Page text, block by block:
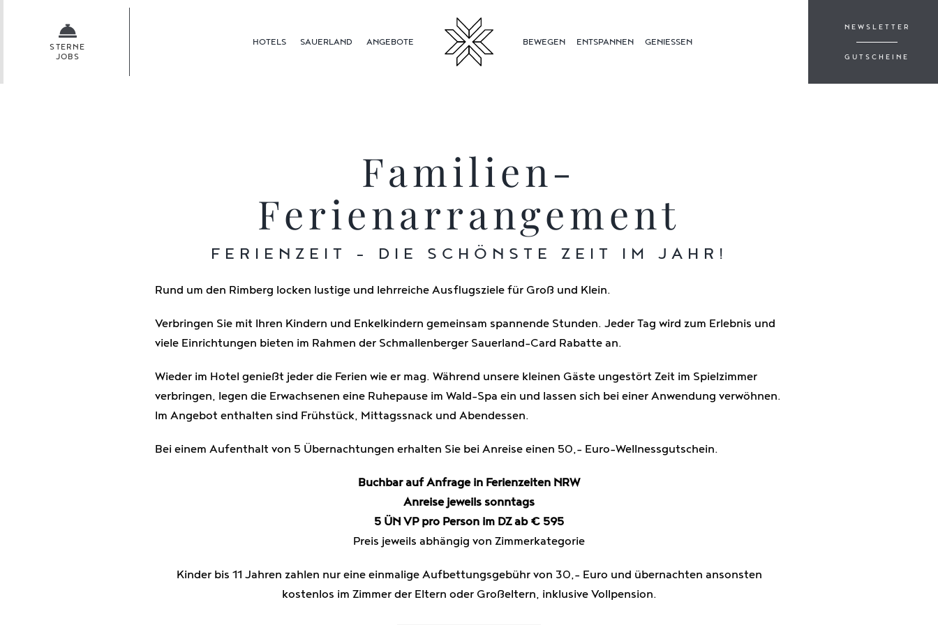
STERNE
JOBS
HOTELS SAUERLAND ANGEBOTE BEWEGEN ENTSPANNEN GENIESSEN
NEWSLETTER
GUTSCHEINE
Familien-
Ferienarrangement
FERIENZEIT - DIE SCHÖNSTE ZEIT IM JAHR!
Rund um den Rimberg locken lustige und lehrreiche Ausflugsziele für Groß und Klein.
Verbringen Sie mit Ihren Kindern und Enkelkindern gemeinsam spannende Stunden. Jeder Tag wird zum Erlebnis und
viele Einrichtungen bieten im Rahmen der Schmallenberger Sauerland-Card Rabatte an.
Wieder im Hotel genießt jeder die Ferien wie er mag. Während unsere kleinen Gäste ungestört Zeit im Spielzimmer
verbringen, legen die Erwachsenen eine Ruhepause im Wald-Spa ein und lassen sich bei einer Anwendung verwöhnen.
Im Angebot enthalten sind Frühstück, Mittagssnack und Abendessen.
Bei einem Aufenthalt von 5 Übernachtungen erhalten Sie bei Anreise einen 50,- Euro-Wellnessgutschein.
Buchbar auf Anfrage in Ferienzeiten NRW
Anreise jeweils sonntags
5 ÜN VP pro Person im DZ ab € 595
Preis jeweils abhängig von Zimmerkategorie
Kinder bis 11 Jahren zahlen nur eine einmalige Aufbettungsgebühr von 30,- Euro und übernachten ansonsten
kostenlos im Zimmer der Eltern oder Großeltern, inklusive Vollpension.